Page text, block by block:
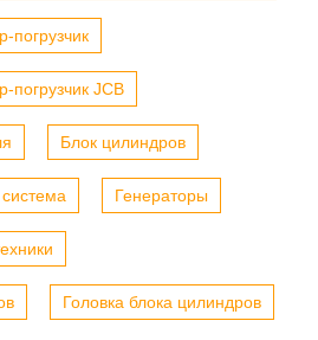
погрузчик
погрузчик JCB
Блок цилиндров
Генераторы
Головка блока цилиндров